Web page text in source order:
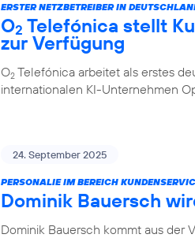
ERSTER NETZBETREIBER IN
O2 Telefónica stellt
zur Verfügung
O2 Telefónica arbeitet als erstes
internationalen KI-Unternehmen
24. September 2025
PERSONALIE IM BEREICH
Dominik Bauersch
Dominik Bauersch kommt aus der